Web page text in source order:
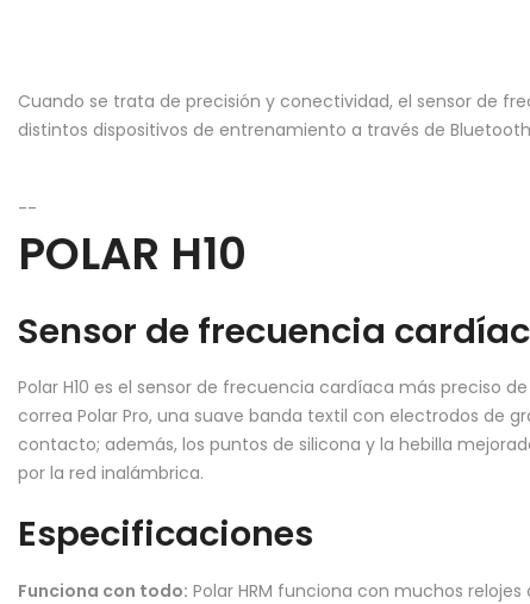
Cuando se trata de precisión y conectividad, el sensor de
distintos dispositivos de entrenamiento a través de
--
POLAR H10
Sensor de frecuencia
Polar H10 es el sensor de frecuencia cardíaca más preciso
correa Polar Pro, una suave banda textil con electrodos de
contacto; además, los puntos de silicona y la hebilla
por la red inalámbrica.
Especificaciones
Funciona con todo: Polar HRM funciona con muchos